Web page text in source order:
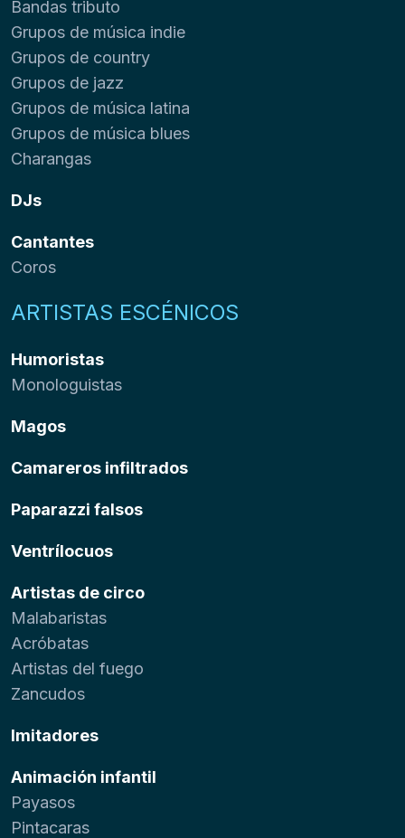
Bandas tributo
Grupos de música indie
Grupos de country
Grupos de jazz
Grupos de música latina
Grupos de música blues
Charangas
DJs
Cantantes
Coros
ARTISTAS ESCÉNICOS
Humoristas
Monologuistas
Magos
Camareros infiltrados
Paparazzi falsos
Ventrílocuos
Artistas de circo
Malabaristas
Acróbatas
Artistas del fuego
Zancudos
Imitadores
Animación infantil
Payasos
Pintacaras